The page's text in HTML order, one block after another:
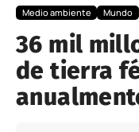
Medio ambiente Mundo
36 mil
de tierra